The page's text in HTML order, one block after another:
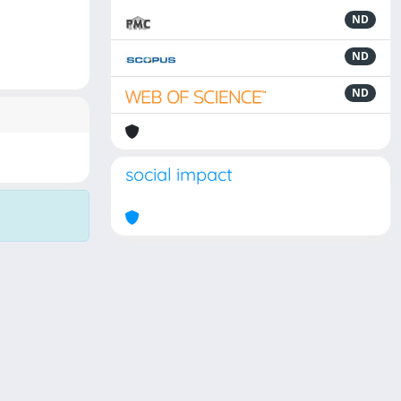
ND
ND
ND
social impact